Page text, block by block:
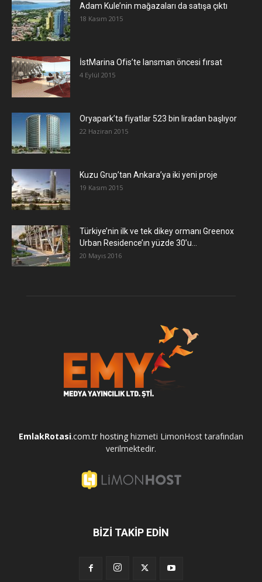
Adam Kule’nin mağazaları da satışa çıktı
18 Kasım 2015
İstMarina Ofis’te lansman öncesi fırsat
4 Eylül 2015
Oryapark’ta fiyatlar 523 bin liradan başlıyor
22 Haziran 2015
​Kuzu Grup’tan Ankara’ya iki yeni proje
19 Kasım 2015
Türkiye’nin ilk ve tek dikey ormanı Greenox
Urban Residence’ın yüzde 30’u...
20 Mayıs 2016
EmlakRotasi.com.tr hosting hizmeti LimonHost tarafından
verilmektedir.
BİZİ TAKİP EDİN